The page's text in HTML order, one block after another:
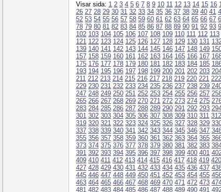
Visar sida: 1 2 3 4 5 6 7 8 9 10 11 12 13 14 15 16
26 27 28 29 30 31 32 33 34 35 36 37 38 39 40 41
52 53 54 55 56 57 58 59 60 61 62 63 64 65 66 67
78 79 80 81 82 83 84 85 86 87 88 89 90 91 92 93
102 103 104 105 106 107 108 109 110 111 112 113
121 122 123 124 125 126 127 128 129 130 131
139 140 141 142 143 144 145 146 147 148 149
157 158 159 160 161 162 163 164 165 166 167
175 176 177 178 179 180 181 182 183 184 185
193 194 195 196 197 198 199 200 201 202 203
211 212 213 214 215 216 217 218 219 220 221 222
229 230 231 232 233 234 235 236 237 238 239
247 248 249 250 251 252 253 254 255 256 257
265 266 267 268 269 270 271 272 273 274 275
283 284 285 286 287 288 289 290 291 292 293
301 302 303 304 305 306 307 308 309 310 311 312
319 320 321 322 323 324 325 326 327 328 329
337 338 339 340 341 342 343 344 345 346 347
355 356 357 358 359 360 361 362 363 364 365
373 374 375 376 377 378 379 380 381 382 383
391 392 393 394 395 396 397 398 399 400 401
409 410 411 412 413 414 415 416 417 418 419 420
427 428 429 430 431 432 433 434 435 436 437
445 446 447 448 449 450 451 452 453 454 455
463 464 465 466 467 468 469 470 471 472 473
481 482 483 484 485 486 487 488 489 490 491